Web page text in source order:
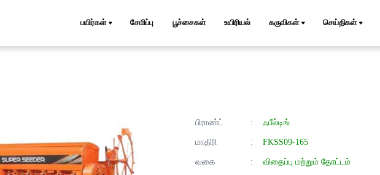
பயிர்கள் சேமிப்பு பூச்சைகள் உயிரியல் கருவிகள் செய்திகள்
பிராண்ட் :
ஃபீல்டிங்
மாதிரி
:
FKSS09-165
வகை
:
விதைப்பு மற்றும் தோட்டம்